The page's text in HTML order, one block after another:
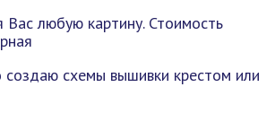
любую картину. Стоимость
схемы вышивки крестом или